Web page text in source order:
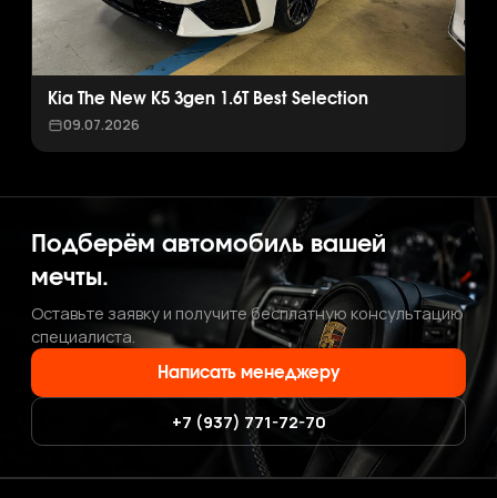
Kia The New K5 3gen 1.6T Best Selection
09.07.2026
Подберём автомобиль вашей
мечты.
Оставьте заявку и получите бесплатную консультацию
специалиста.
Написать менеджеру
+7 (937) 771-72-70